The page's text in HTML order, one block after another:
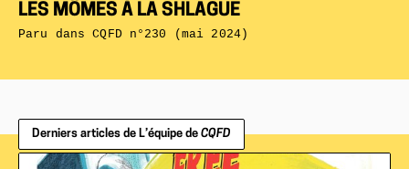
LES MÔMES À LA SHLAGUE
Paru dansCQFD n°230 (mai 2024)
Derniers articles de L’équipe de CQFD